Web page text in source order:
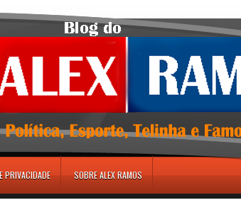
PRIVACIDADE SOBRE ALEX RAMOS